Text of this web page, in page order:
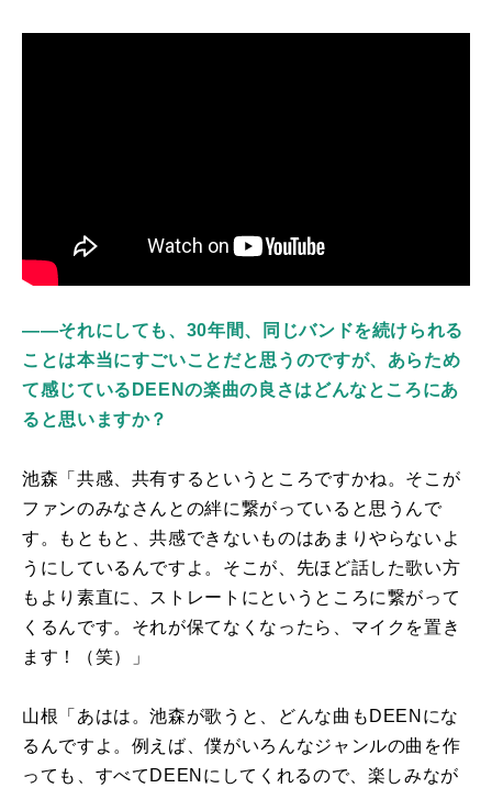
――それにしても、30年間、同じバンドを続けられる
ことは本当にすごいことだと思うのですが、あらため
て感じているDEENの楽曲の良さはどんなところにあ
ると思いますか？
池森「共感、共有するというところですかね。そこが
ファンのみなさんとの絆に繋がっていると思うんで
す。もともと、共感できないものはあまりやらないよ
うにしているんですよ。そこが、先ほど話した歌い方
もより素直に、ストレートにというところに繋がって
くるんです。それが保てなくなったら、マイクを置き
ます！（笑）」
山根「あはは。池森が歌うと、どんな曲も DEEN にな
るんですよ。例えば、僕がいろんなジャンルの曲を作
っても、すべて DEEN にしてくれるので、楽しみなが